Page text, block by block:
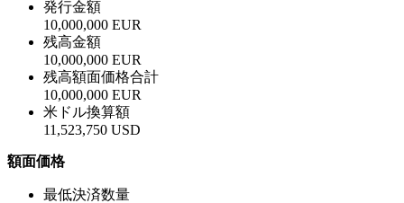
発行金額
10,000,000 EUR
残高金額
10,000,000 EUR
残高額面価格合計
10,000,000 EUR
米ドル換算額
11,523,750 USD
額面価格
最低決済数量